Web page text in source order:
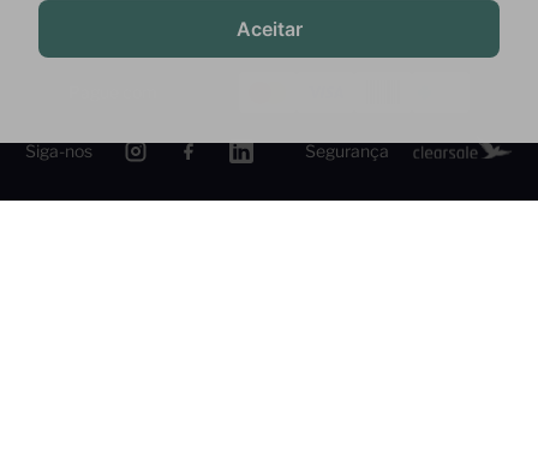
Aceitar
Siga-nos Segurança